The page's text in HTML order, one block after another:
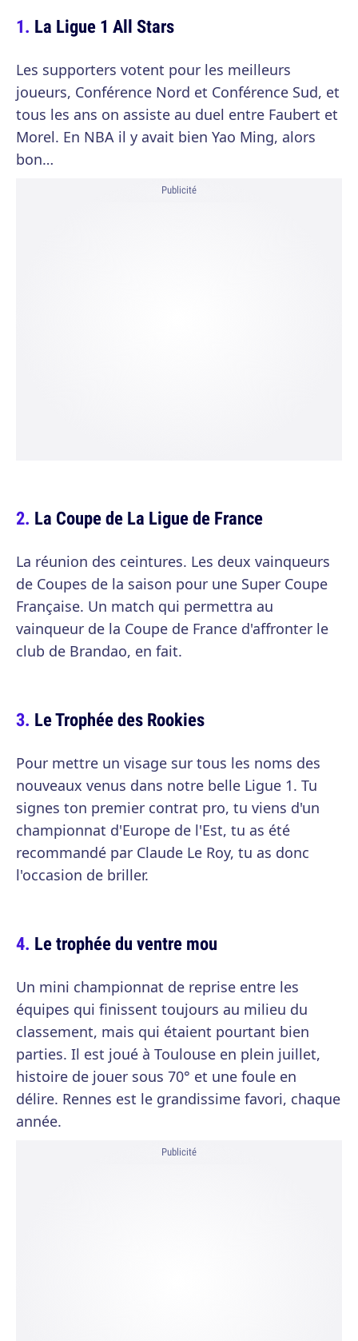
La Ligue 1 All Stars
Les supporters votent pour les meilleurs
joueurs, Conférence Nord et Conférence Sud, et
tous les ans on assiste au duel entre Faubert et
Morel. En NBA il y avait bien Yao Ming, alors
bon…
Publicité
La Coupe de La Ligue de France
La réunion des ceintures. Les deux vainqueurs
de Coupes de la saison pour une Super Coupe
Française. Un match qui permettra au
vainqueur de la Coupe de France d'affronter le
club de Brandao, en fait.
Le Trophée des Rookies
Pour mettre un visage sur tous les noms des
nouveaux venus dans notre belle Ligue 1. Tu
signes ton premier contrat pro, tu viens d'un
championnat d'Europe de l'Est, tu as été
recommandé par Claude Le Roy, tu as donc
l'occasion de briller.
Le trophée du ventre mou
Un mini championnat de reprise entre les
équipes qui finissent toujours au milieu du
classement, mais qui étaient pourtant bien
parties. Il est joué à Toulouse en plein juillet,
histoire de jouer sous 70° et une foule en
délire. Rennes est le grandissime favori, chaque
année.
Publicité